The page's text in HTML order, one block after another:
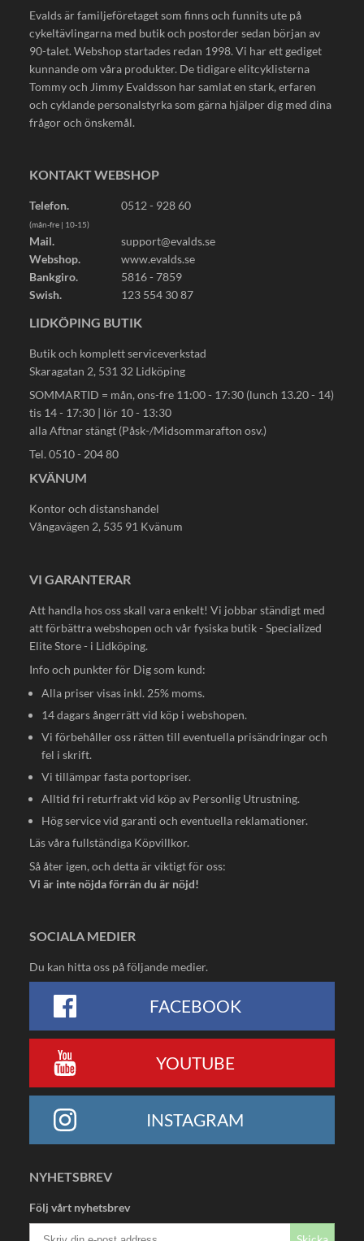
Evalds är familjeföretaget som finns och funnits ute på
cykeltävlingarna med butik och postorder sedan början av
90-talet. Webshop startades redan 1998. Vi har ett gediget
kunnande om våra produkter. De tidigare elitcyklisterna
Tommy och Jimmy Evaldsson har samlat en stark, erfaren
och cyklande personalstyrka som gärna hjälper dig med dina
frågor och önskemål.
KONTAKT WEBSHOP
Telefon. 0512 - 928 60
(mån-fre | 10-15)
Mail.
support@evalds.se
Webshop.
www.evalds.se
Bankgiro.
5816 - 7859
Swish.
123 554 30 87
LIDKÖPING BUTIK
Butik och komplett serviceverkstad
Skaragatan 2, 531 32 Lidköping
SOMMARTID = mån, ons-fre 11:00 - 17:30 (lunch 13.20 - 14)
tis 14 - 17:30 | lör 10 - 13:30
alla Aftnar stängt (Påsk-/Midsommarafton osv.)
Tel. 0510 - 204 80
KVÄNUM
Kontor och distanshandel
Vångavägen 2, 535 91 Kvänum
VI GARANTERAR
Att handla hos oss skall vara enkelt! Vi jobbar ständigt med
att förbättra webshopen och vår fysiska butik - Specialized
Elite Store - i Lidköping.
Info och punkter för Dig som kund:
Alla priser visas inkl. 25% moms.
14 dagars ångerrätt vid köp i webshopen.
Vi förbehåller oss rätten till eventuella prisändringar och
fel i skrift.
Vi tillämpar fasta portopriser.
Alltid fri returfrakt vid köp av Personlig Utrustning.
Hög service vid garanti och eventuella reklamationer.
Läs våra fullständiga Köpvillkor.
Så åter igen, och detta är viktigt för oss:
Vi är inte nöjda förrän du är nöjd!
SOCIALA MEDIER
Du kan hitta oss på följande medier.
FACEBOOK
YOUTUBE
INSTAGRAM
NYHETSBREV
Följ vårt nyhetsbrev